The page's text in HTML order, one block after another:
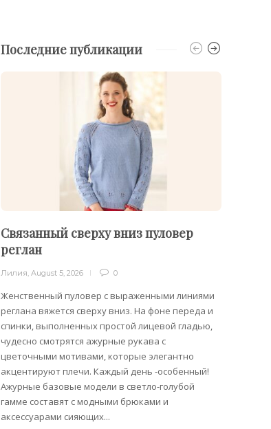
Последние публикации
Связанный сверху вниз пуловер
реглан
Лилия ,August 5, 2026 0
Женственный пуловер с выраженными линиями
реглана вяжется сверху вниз. На фоне переда и
спинки, выполненных простой лицевой гладью,
чудесно смотрятся ажурные рукава с
цветочными мотивами, которые элегантно
акцентируют плечи. Каждый день -особенный!
Ажурные базовые модели в светло-голубой
гамме составят с модными брюками и
аксессуарами сияющих...